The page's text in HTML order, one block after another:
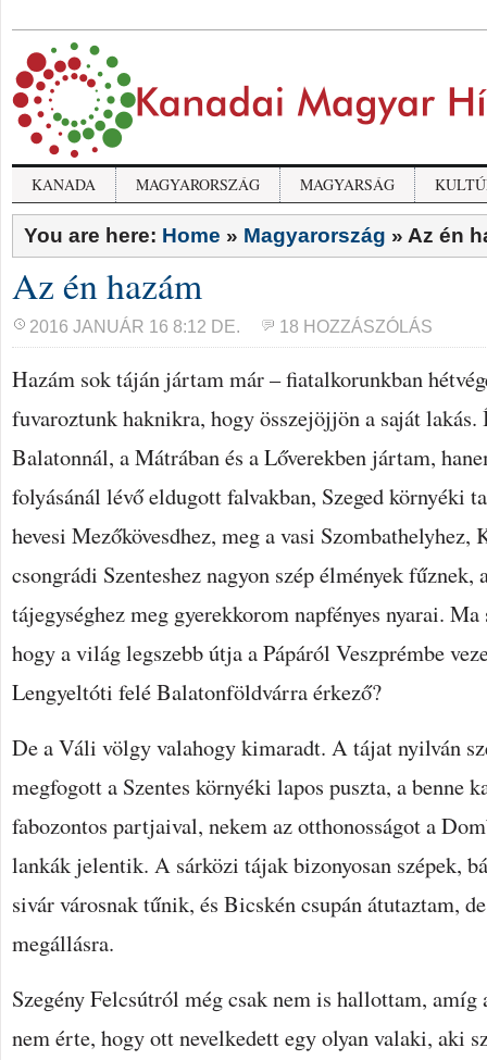
KANADA MAGYARORSZÁG MAGYARSÁG
You are here: Home » Magyarország » Az én
Az én hazám
2016 JANUÁR 16 8:12 DE. 18 HOZZÁSZÓLÁS
Hazám sok táján jártam már – fiatalkorunkban
fuvaroztunk haknikra, hogy összejöjjön a saját lakás.
Balatonnál, a Mátrában és a Lőverekben jártam,
folyásánál lévő eldugott falvakban, Szeged környéki
hevesi Mezőkövesdhez, meg a vasi Szombathelyhez,
csongrádi Szenteshez nagyon szép élmények fűznek,
tájegységhez meg gyerekkorom napfényes nyarai.
hogy a világ legszebb útja a Pápáról Veszprémbe
Lengyeltóti felé Balatonföldvárra érkező?
De a Váli völgy valahogy kimaradt. A tájat nyilván
megfogott a Szentes környéki lapos puszta, a benne
fabozontos partjaival, nekem az otthonosságot a
lankák jelentik. A sárközi tájak bizonyosan szépek,
sivár városnak tűnik, és Bicskén csupán átutaztam,
megállásra.
Szegény Felcsútról még csak nem is hallottam, amíg
nem érte, hogy ott nevelkedett egy olyan valaki, aki